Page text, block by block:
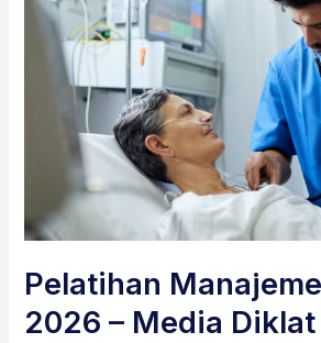
Pelatihan
2026 – Media